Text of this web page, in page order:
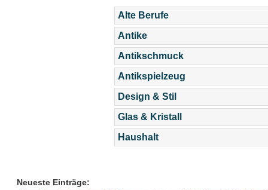
Alte Berufe
Antike
Antikschmuck
Antikspielzeug
Design & Stil
Glas & Kristall
Haushalt
Neueste Einträge: